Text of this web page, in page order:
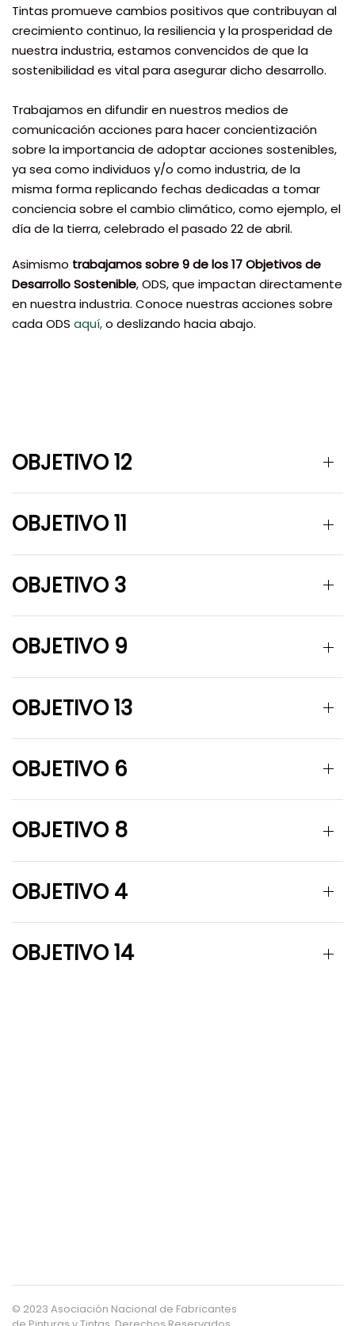
Tintas promueve cambios positivos que contribuyan al
crecimiento continuo, la resiliencia y la prosperidad de
nuestra industria, estamos convencidos de que la
sostenibilidad es vital para asegurar dicho desarrollo.
Trabajamos en difundir en nuestros medios de
comunicación acciones para hacer concientización
sobre la importancia de adoptar acciones sostenibles,
ya sea como individuos y/o como industria, de la
misma forma replicando fechas dedicadas a tomar
conciencia sobre el cambio climático, como ejemplo, el
día de la tierra, celebrado el pasado 22 de abril.
Asimismo trabajamos sobre 9 de los 17 Objetivos de
Desarrollo Sostenible, ODS, que impactan directamente
en nuestra industria. Conoce nuestras acciones sobre
cada ODS aquí,o deslizando hacia abajo.
OBJETIVO 12
OBJETIVO 11
OBJETIVO 3
OBJETIVO 9
OBJETIVO 13
OBJETIVO 6
OBJETIVO 8
OBJETIVO 4
OBJETIVO 14
© 2023 Asociación Nacional de Fabricantes